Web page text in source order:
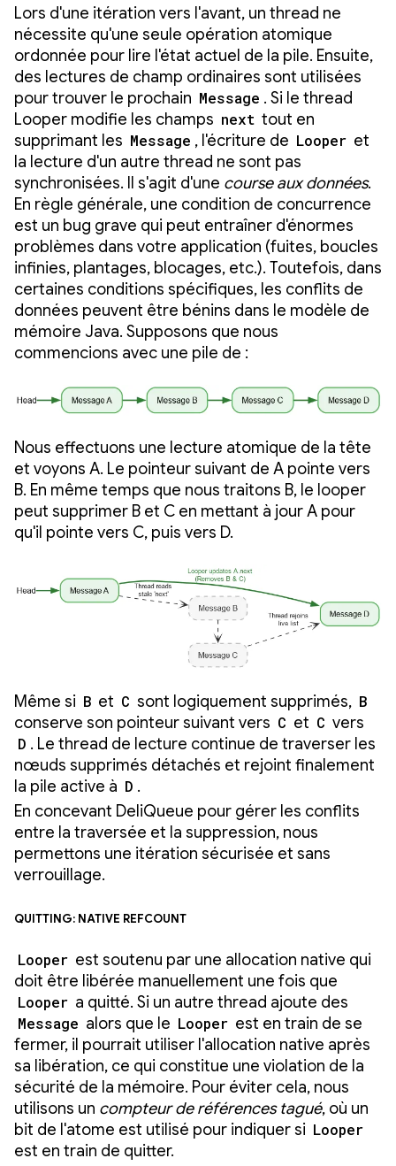
Lors d'une itération vers l'avant, un thread ne
nécessite qu'une seule opération atomique
ordonnée pour lire l'état actuel de la pile. Ensuite,
des lectures de champ ordinaires sont utilisées
pour trouver le prochain Message . Si le thread
Looper modifie les champs next tout en
supprimant les Message , l'écriture de Looper et
la lecture d'un autre thread ne sont pas
synchronisées. Il s'agit d'une course aux données.
En règle générale, une condition de concurrence
est un bug grave qui peut entraîner d'énormes
problèmes dans votre application (fuites, boucles
infinies, plantages, blocages, etc.). Toutefois, dans
certaines conditions spécifiques, les conflits de
données peuvent être bénins dans le modèle de
mémoire Java. Supposons que nous
commencions avec une pile de :
Nous effectuons une lecture atomique de la tête
et voyons A. Le pointeur suivant de A pointe vers
B. En même temps que nous traitons B, le looper
peut supprimer B et C en mettant à jour A pour
qu'il pointe vers C, puis vers D.
Même si B et C sont logiquement supprimés, B
conserve son pointeur suivant vers C et C vers
D . Le thread de lecture continue de traverser les
nœuds supprimés détachés et rejoint finalement
la pile active à D .
En concevant DeliQueue pour gérer les conflits
entre la traversée et la suppression, nous
permettons une itération sécurisée et sans
verrouillage.
Quitting: Native refcount
Looper est soutenu par une allocation native qui
doit être libérée manuellement une fois que
Looper a quitté. Si un autre thread ajoute des
Message alors que le Looper est en train de se
fermer, il pourrait utiliser l'allocation native après
sa libération, ce qui constitue une violation de la
sécurité de la mémoire. Pour éviter cela, nous
utilisons un compteur de références tagué, où un
bit de l'atome est utilisé pour indiquer si Looper
est en train de quitter.